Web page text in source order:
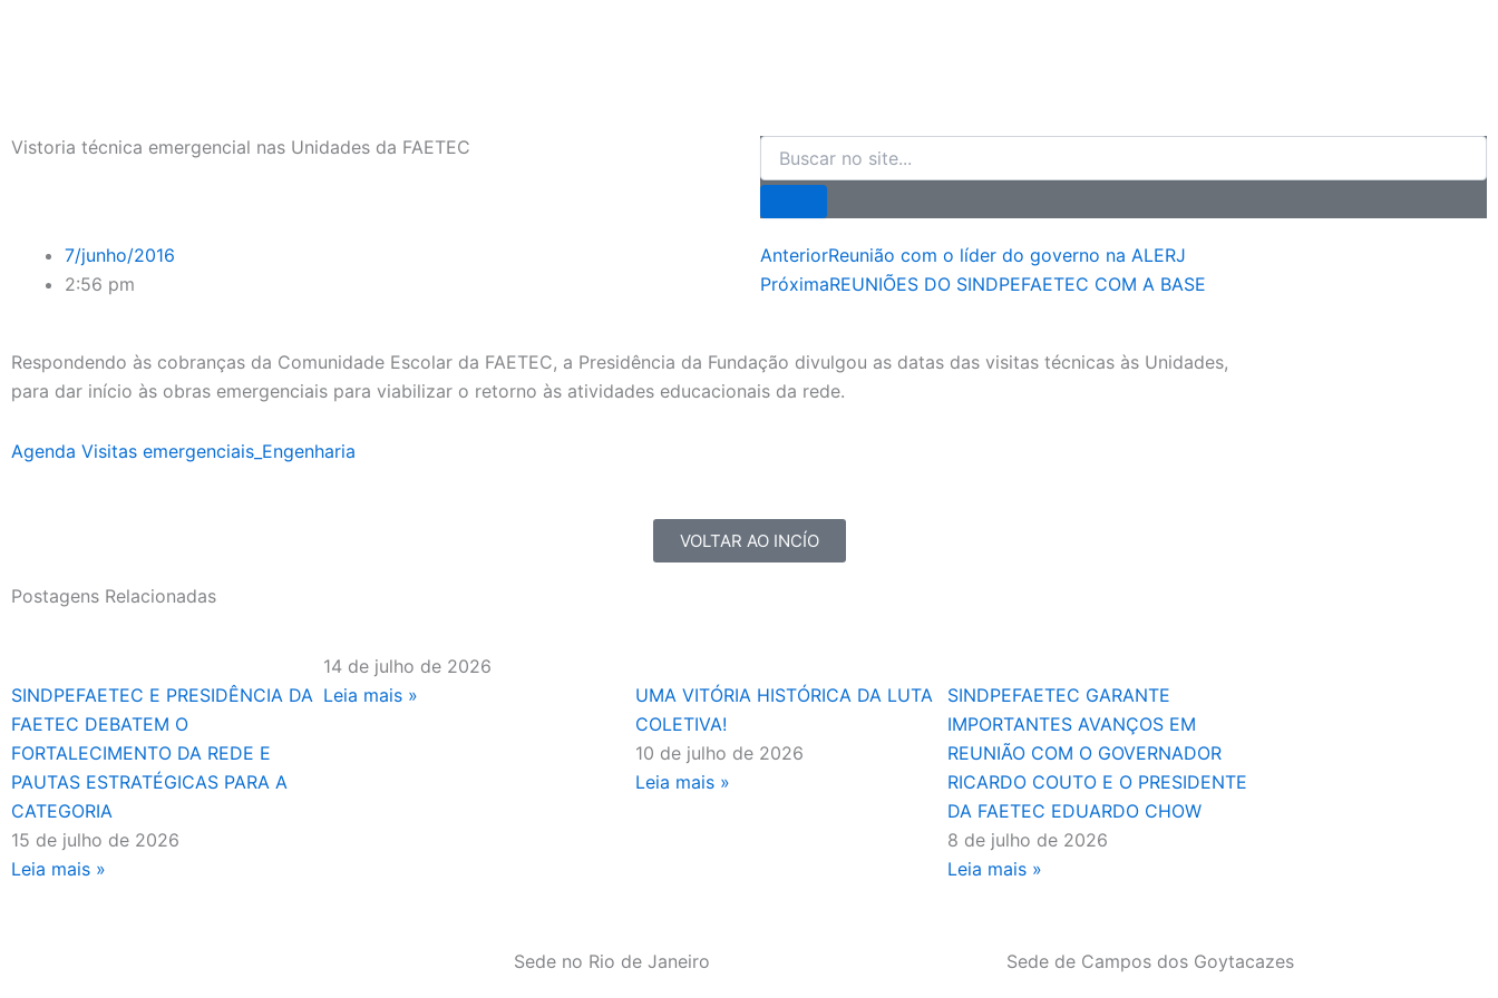
Vistoria técnica emergencial nas Unidades da FAETEC Search
7/junho/2016
2:56 pm
Prev
AnteriorReunião com o líder do governo na ALERJ
PróximaREUNIÕES DO SINDPEFAETEC COM A BASE
Respondendo às cobranças da Comunidade Escolar da FAETEC, a Presidência da Fundação divulgou as datas das visitas técnicas às Unidades,
para dar início às obras emergenciais para viabilizar o retorno às atividades educacionais da rede.
Agenda Visitas emergenciais_Engenharia
VOLTAR AO INCÍO
Postagens Relacionadas
SINDPEFAETEC E PRESIDÊNCIA DA
FAETEC DEBATEM O
FORTALECIMENTO DA REDE E
PAUTAS ESTRATÉGICAS PARA A
CATEGORIA
15 de julho de 2026
Leia mais »
14 de julho de 2026
Leia mais »
UMA VITÓRIA HISTÓRICA DA LUTA
COLETIVA!
10 de julho de 2026
Leia mais »
SINDPEFAETEC GARANTE
IMPORTANTES AVANÇOS EM
REUNIÃO COM O GOVERNADOR
RICARDO COUTO E O PRESIDENTE
DA FAETEC EDUARDO CHOW
8 de julho de 2026
Leia mais »
Sede no Rio de Janeiro Sede de Campos dos Goytacazes